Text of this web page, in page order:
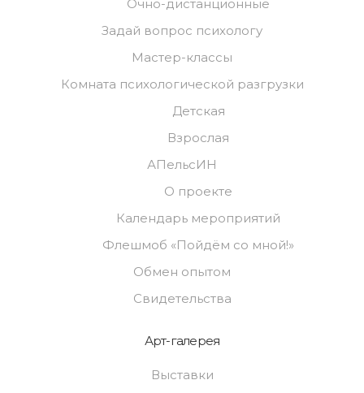
Очно-дистанционные
Задай вопрос психологу
Мастер-классы
Комната психологической разгрузки
Детская
Взрослая
АПельсИН
О проекте
Календарь мероприятий
Флешмоб «Пойдём со мной!»
Обмен опытом
Свидетельства
Арт-галерея
Выставки